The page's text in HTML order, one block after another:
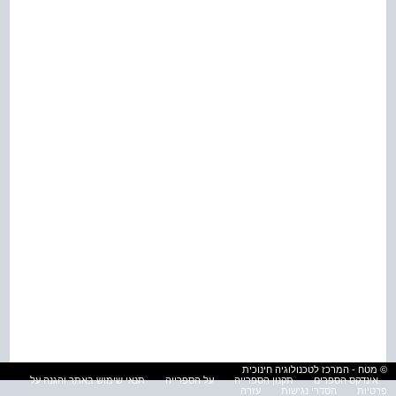
© מטח - המרכז לטכנולוגיה חינוכית
אינדקס הספרים
תקנון הספרייה על הספרייה
תנאי שימוש באתר והגנה על
פרטיות
הסדרי נגישות עזרה